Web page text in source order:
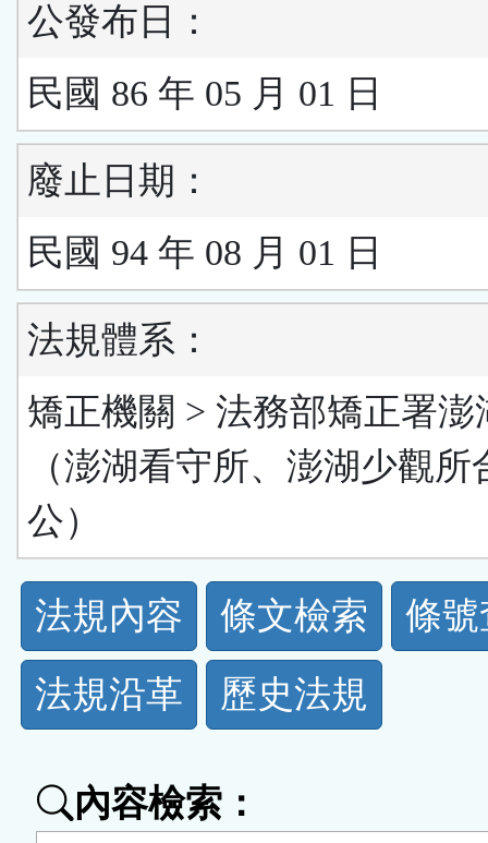
公發布日：
民國 86 年 05 月 01 日
廢止日期：
民國 94 年 08 月 01 日
法規體系：
矯正機關 > 法務部矯正署澎
（澎湖看守所、澎湖少觀所
公）
法
規
功
按
法規內容 條文檢索
條
法規沿革
歷史法規
內容檢索：